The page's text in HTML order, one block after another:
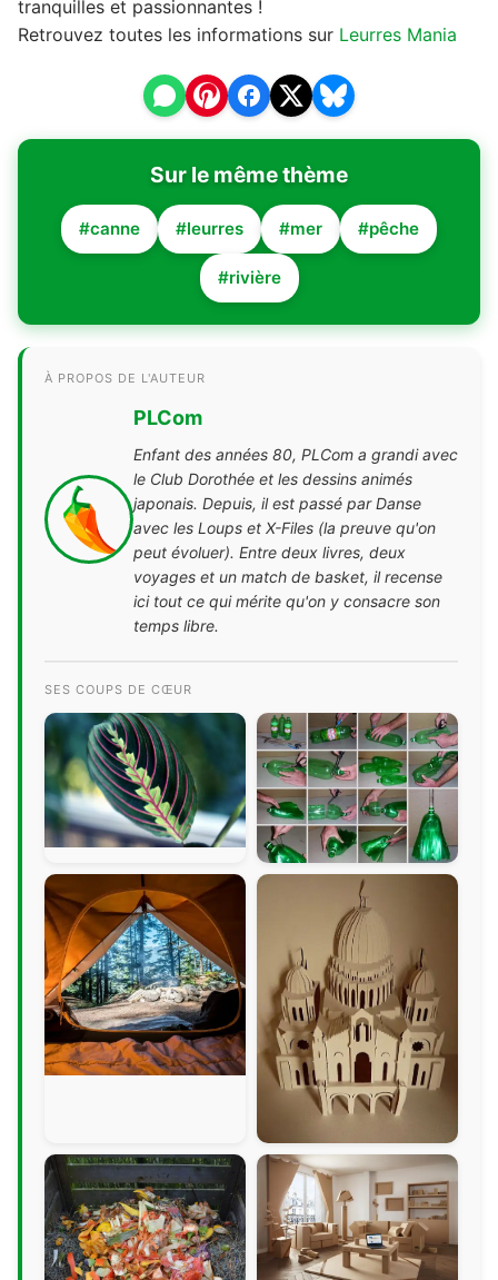
tranquilles et passionnantes !
Retrouvez toutes les informations sur Leurres Mania
Sur le même thème
#canne #leurres #mer #pêche
#rivière
À PROPOS DE L'AUTEUR
PLCom
Enfant des années 80, PLCom a grandi avec
le Club Dorothée et les dessins animés
japonais. Depuis, il est passé par Danse
avec les Loups et X-Files (la preuve qu'on
peut évoluer). Entre deux livres, deux
voyages et un match de basket, il recense
ici tout ce qui mérite qu'on y consacre son
temps libre.
SES COUPS DE CŒUR